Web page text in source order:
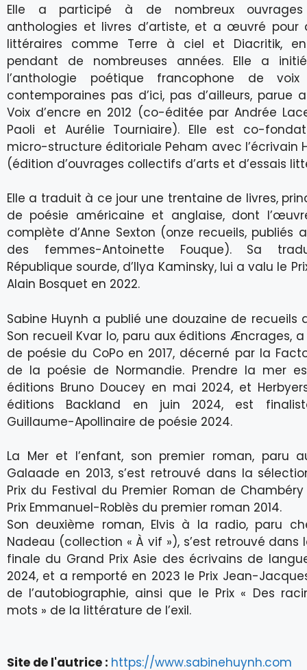
Elle a participé à de nombreux ouvrages
anthologies et livres d’artiste, et a œuvré pour
littéraires comme Terre à ciel et Diacritik,
pendant de nombreuses années. Elle a
l’anthologie poétique francophone de voix
contemporaines pas d’ici, pas d’ailleurs, parue
Voix d’encre en 2012 (co-éditée par Andrée
Paoli et Aurélie Tourniaire). Elle est co-
micro-structure éditoriale Peham avec l’écrivain
(édition d’ouvrages collectifs d’arts et d’essais
Elle a traduit à ce jour une trentaine de livres,
de poésie américaine et anglaise, dont
complète d’Anne Sexton (onze recueils, publiés
des femmes-Antoinette Fouque). Sa
République sourde, d’Ilya Kaminsky, lui a valu le
Alain Bosquet en 2022.
Sabine Huynh a publié une douzaine de recueils
Son recueil Kvar lo, paru aux éditions Æncrages, a
de poésie du CoPo en 2017, décerné par la
de la poésie de Normandie. Prendre la mer
éditions Bruno Doucey en mai 2024, et
éditions Backland en juin 2024, est
Guillaume-Apollinaire de poésie 2024.
La Mer et l’enfant, son premier roman, paru
Galaade en 2013, s’est retrouvé dans la
Prix du Festival du Premier Roman de
Prix Emmanuel-Roblès du premier roman 2014.
Son deuxième roman, Elvis à la radio, paru
Nadeau (collection « À vif »), s’est retrouvé dans
finale du Grand Prix Asie des écrivains de
2024, et a remporté en 2023 le Prix Jean-
de l’autobiographie, ainsi que le Prix « Des
mots » de la littérature de l’exil.
Site de l'autrice : https://www.sabinehuynh.com